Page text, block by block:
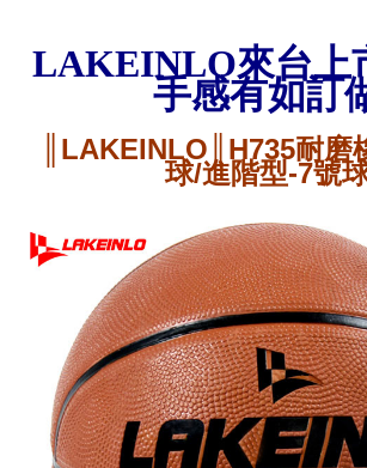
LAKEINLO來台上
手感有如訂
║LAKEINLO║H735耐磨
球/進階型-7號